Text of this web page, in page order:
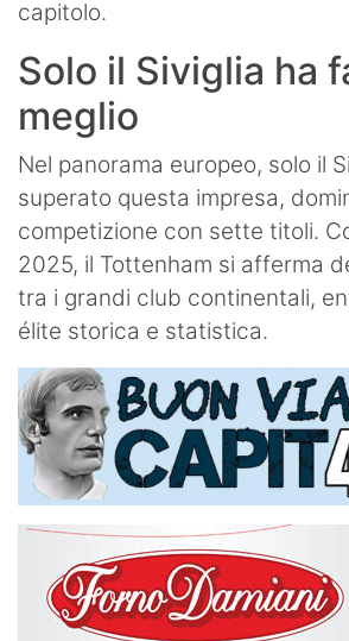
capitolo.
Solo il Siviglia ha
meglio
Nel panorama europeo, solo il
superato questa impresa,
competizione con sette titoli.
2025, il Tottenham si afferma
tra i grandi club continentali,
élite storica e statistica.